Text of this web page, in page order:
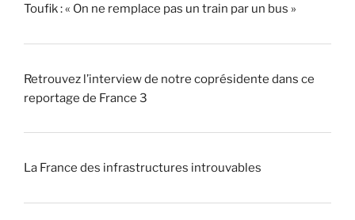
Toufik : « On ne remplace pas un train par un bus »
Retrouvez l’interview de notre coprésidente dans ce
reportage de France 3
La France des infrastructures introuvables